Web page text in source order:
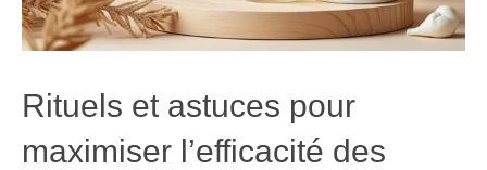
Rituels et astuces pour
maximiser l’efficacité des